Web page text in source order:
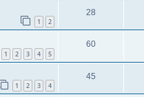
1 2
28
1 2 3 4 5
60
1 2 3 4
45